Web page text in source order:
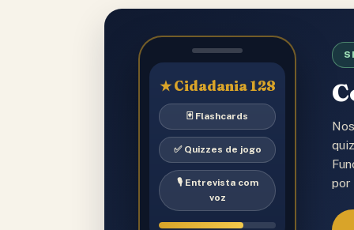
★ Cidadania 128
🃏 Flashcards
✅ Quizzes de jogo
🎙️ Entrevista com
voz
por